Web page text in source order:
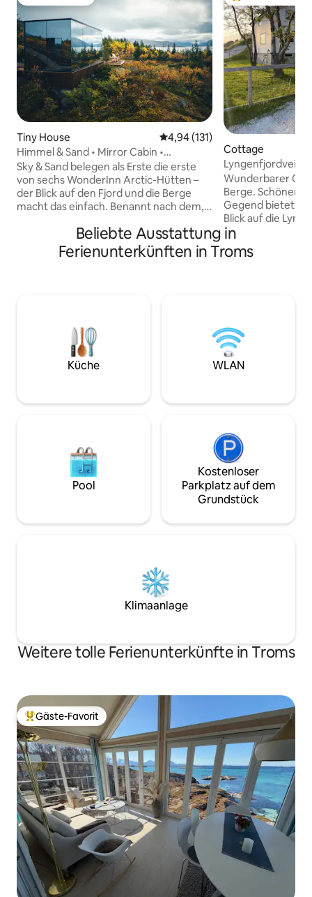
Tiny House Durchschnittliche Bewertung:
4,94 (131)
Himmel & Sand • Mirror Cabin •
WonderInn Arctic
Sky & Sand belegen als Erste die erste
von sechs WonderInn Arctic-Hütten –
der Blick auf den Fjord und die Berge
macht das einfach. Benannt nach dem,
helle Küste des Kvæfjords darunter.
Spiegelglas reflektiert beides, wenn sich
das Licht ändert. Spiegelhütte für zwei
Mitternachtssonne. 20 Min. nach
Harstad, 1 Std. nach Evenes. Sauna vor
Ort buchbar. Bettwäsche, Handtücher,
Bademantel, Hausschuhe. Dachfenster,
Cottage
Lyngenfjordveien
Wunderbarer Ort
Berge. Schöner
Gegend bietet
Blick auf die
Möglichkeiten,
Sommer. Es gibt
Entfernung zu
Bergen. Holzofen-Sauna und Grillhütte.
Bettwäsche wird
Fahrräder.
Beliebte Ausstattung in
Ferienunterkünften in Troms
Küche WLAN
Pool
Kostenloser
Parkplatz auf dem
Grundstück
Klimaanlage
Weitere tolle Ferienunterkünfte in Troms
Beliebter Gäste-Favorit.
Gäste-Favorit